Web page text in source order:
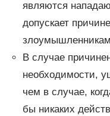
являются
допускает
В случае
необходимости,
чем в случае,
бы никаких